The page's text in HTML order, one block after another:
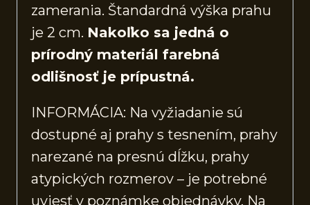
zamerania. Štandardná výška prahu
je 2 cm. Nakoľko sa jedná o
prírodný materiál farebná
odlišnosť je prípustná.
INFORMÁCIA: Na vyžiadanie sú
dostupné aj prahy s tesnením, prahy
narezané na presnú dĺžku, prahy
atypických rozmerov – je potrebné
uviesť v poznámke objednávky. Na